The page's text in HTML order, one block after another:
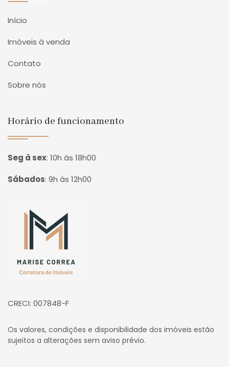
Início
Imóveis à venda
Contato
Sobre nós
Horário de funcionamento
Seg à sex: 10h às 18h00
Sábados: 9h às 12h00
Página inicial
CRECI: 007848-F
Os valores, condições e disponibilidade dos imóveis estão
sujeitos a alterações sem aviso prévio.